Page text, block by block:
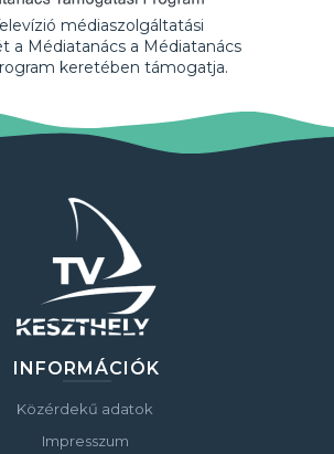
médiaszolgáltatási
a Médiatanács a Médiatanács
keretében támogatja.
INFORMÁCIÓK
Közérdekű adatok
Impresszum